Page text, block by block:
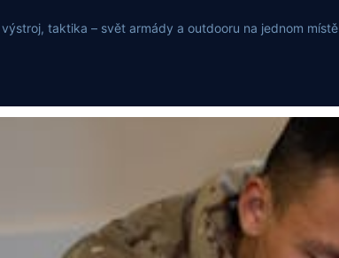
výstroj, taktika – svět armády a outdooru na jednom místě